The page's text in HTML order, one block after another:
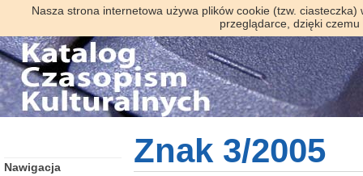
Nasza strona internetowa używa plików cookie (tzw.
przeglądarce, dzięki
Znak 3/2005
Nawigacja